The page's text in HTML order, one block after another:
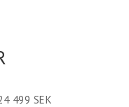
499 SEK